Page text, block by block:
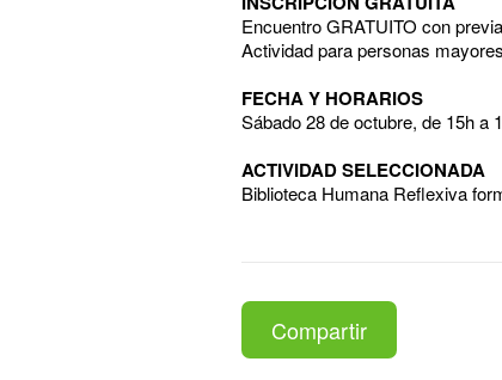
Encuentro GRATUITO con
Actividad para personas
FECHA Y HORARIOS
Sábado 28 de octubre, de 15h a
ACTIVIDAD SELECCIONADA
Biblioteca Humana Reflexiva
Compartir